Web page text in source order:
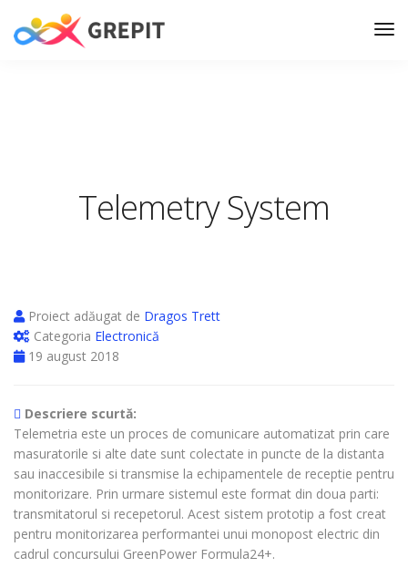
Telemetry System
Proiect adăugat de Dragos Trett
Categoria Electronică
19 august 2018
Descriere scurtă:
Telemetria este un proces de comunicare automatizat prin care
masuratorile si alte date sunt colectate in puncte de la distanta
sau inaccesibile si transmise la echipamentele de receptie pentru
monitorizare. Prin urmare sistemul este format din doua parti:
transmitatorul si recepetorul. Acest sistem prototip a fost creat
pentru monitorizarea performantei unui monopost electric din
cadrul concursului GreenPower Formula24+.